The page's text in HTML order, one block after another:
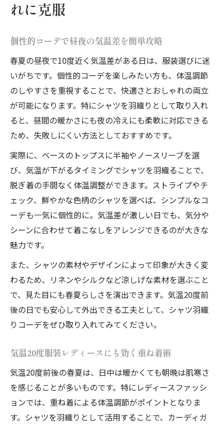
れに克服
個性的コーデで昼夜の気温差を簡単攻略
春夏の昼夜で10度近く気温差がある日は、服装選びに迷
いがちです。個性的コーデを楽しみたい方も、体温調節
のしやすさを重視することで、快適さとおしゃれの両立
が可能になります。特にシャツを羽織りとして取り入れ
ると、昼間の暖かさにも夜の冷えにも柔軟に対応できる
ため、失敗しにくい方法としておすすめです。
実際に、ベースのトップスに半袖やノースリーブを選
び、気温が下がるタイミングでシャツを羽織ることで、
脱ぎ着の手間なく体温調整ができます。ストライプやチ
ェック、鮮やかな色柄のシャツを選べば、シンプルなコ
ーデも一気に個性的に。気温差が激しい日でも、気分や
シーンに合わせて着こなしをアレンジできるのが大きな
魅力です。
また、シャツの素材やデザインによって印象が大きく変
わるため、リネンやシルクなど涼しげな素材を選ぶこと
で、見た目にも春夏らしさを演出できます。気温20度前
後の日でも安心して外出できる工夫として、シャツ羽織
りコーデをぜひ取り入れてみてください。
気温20度服装レディースにも効く重ね着術
気温20度前後の春夏は、日中は暖かくても朝晩は肌寒さ
を感じることが多いものです。特にレディースファッシ
ョンでは、重ね着による体温調節がポイントとなりま
す。シャツを羽織りとして活用することで、カーディガ